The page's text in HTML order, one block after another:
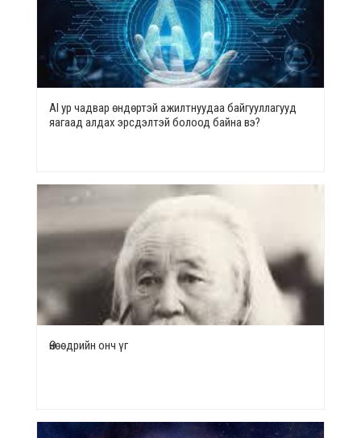
AI ур чадвар өндөртэй ажилтнуудаа байгууллагууд
яагаад алдах эрсдэлтэй болоод байна вэ?
Өнөөдрийн онч үг